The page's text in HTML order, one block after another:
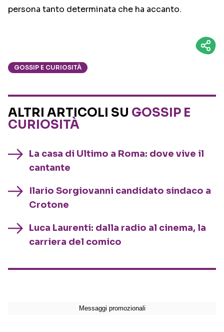
persona tanto determinata che ha accanto.
GOSSIP E CURIOSITÀ
ALTRI ARTICOLI SU GOSSIP E
CURIOSITÀ
La casa di Ultimo a Roma: dove vive il
cantante
Ilario Sorgiovanni candidato sindaco a
Crotone
Luca Laurenti: dalla radio al cinema, la
carriera del comico